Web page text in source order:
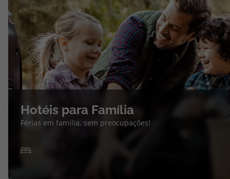
Hotéis para Família
Férias em família, sem preocupações!